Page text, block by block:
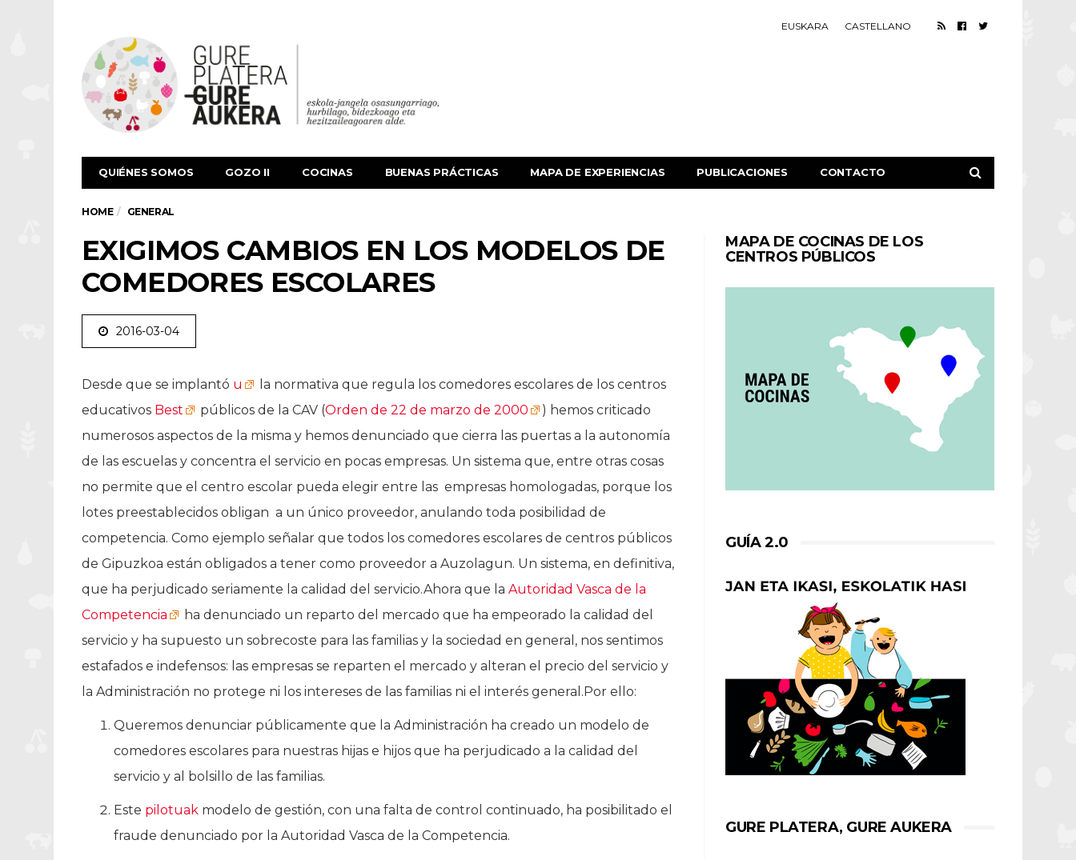
EUSKARA CASTELLANO
QUIÉNES SOMOS GOZO II COCINAS BUENAS PRÁCTICAS MAPA DE EXPERIENCIAS PUBLICACIONES CONTACTO
HOME GENERAL
EXIGIMOS CAMBIOS EN LOS MODELOS DE
COMEDORES ESCOLARES
2016-03-04
Desde que se implantó u
la normativa que regula los comedores escolares de los centros
educativos Best públicos de la CAV (Orden de 22 de marzo de 2000
) hemos criticado
numerosos aspectos de la misma y hemos denunciado que cierra las puertas a la autonomía
de las escuelas y concentra el servicio en pocas empresas. Un sistema que, entre otras cosas
no permite que el centro escolar pueda elegir entre las empresas homologadas, porque los
lotes preestablecidos obligan a un único proveedor, anulando toda posibilidad de
competencia. Como ejemplo señalar que todos los comedores escolares de centros públicos
de Gipuzkoa están obligados a tener como proveedor a Auzolagun. Un sistema, en definitiva,
que ha perjudicado seriamente la calidad del servicio.Ahora que la Autoridad Vasca de la
Competencia
ha denunciado un reparto del mercado que ha empeorado la calidad del
servicio y ha supuesto un sobrecoste para las familias y la sociedad en general, nos sentimos
estafados e indefensos: las empresas se reparten el mercado y alteran el precio del servicio y
la Administración no protege ni los intereses de las familias ni el interés general.Por ello:
Queremos denunciar públicamente que la Administración ha creado un modelo de
comedores escolares para nuestras hijas e hijos que ha perjudicado a la calidad del
servicio y al bolsillo de las familias.
Este pilotuak modelo de gestión, con una falta de control continuado, ha posibilitado el
fraude denunciado por la Autoridad Vasca de la Competencia.
MAPA DE COCINAS DE LOS
CENTROS PÚBLICOS
GUÍA 2.0
GURE PLATERA, GURE AUKERA